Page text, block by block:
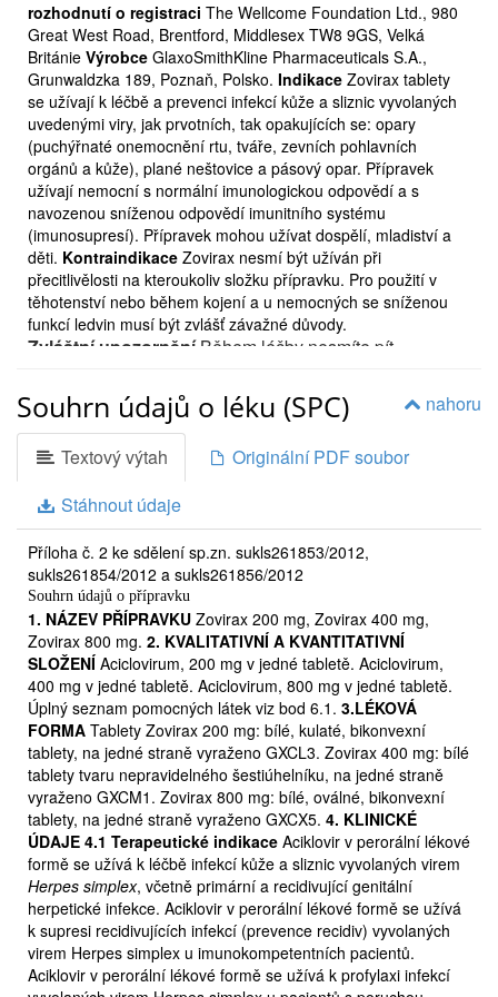
rozhodnutí o registraci The Wellcome Foundation Ltd., 980
Great West Road, Brentford, Middlesex TW8 9GS, Velká
Británie Výrobce GlaxoSmithKline Pharmaceuticals S.A.,
Grunwaldzka 189, Poznaň, Polsko. Indikace Zovirax tablety
se užívají k léčbě a prevenci infekcí kůže a sliznic vyvolaných
uvedenými viry, jak prvotních, tak opakujících se: opary
(puchýřnaté onemocnění rtu, tváře, zevních pohlavních
orgánů a kůže), plané neštovice a pásový opar. Přípravek
užívají nemocní s normální imunologickou odpovědí a s
navozenou sníženou odpovědí imunitního systému
(imunosupresí). Přípravek mohou užívat dospělí, mladiství a
děti. Kontraindikace Zovirax nesmí být užíván při
přecitlivělosti na kteroukoliv složku přípravku. Pro použití v
těhotenství nebo během kojení a u nemocných se sníženou
funkcí ledvin musí být zvlášť závažné důvody.
Zvláštní upozorněníBěhem léčby nesmíte pít
pravidelných intervalech podstoupit vyšetření funkcí
ledvin a jater a vyšetření krevního obrazu. Případné
otěhotnění během léčby oznamte lékaři. Při
předávkování nebo náhodném požití přípravku dítětem
se ihned poraďte s lékařem. Pokud Vám Váš lékař řekl,
že nesnášíte některé cukry, poraďte se se svým lékařem,
než začnete tento léčivý přípravek užívat.Interakce
Účinek přípravku Zovirax a účinek jiných současně
užívaných léků se mohou navzájem ovlivňovat. Váš
lékař by proto měl být informován o lécích, které v
současné době užíváte, nebo které začnete užívat, a to
na lékařský předpis i bez něj. Než začnete současně s
užíváním přípravku Zovirax užívat nějaký volně prodejný
lék, poraďte se se svým ošetřujícím lékařem. Probenecid
a cimetidin prodlužuje účinek přípravku Zovirax.
Dávkování a způsob použití Přesné dávkování vždy
určí lékař. Při onemocnění virem herpes simplex dospělí
užívají a dětem ve věku 2 let a starším se podává
obvykle dávka 200 mg pětkrát denně přibližně v
intervalu 4 hodin s vynecháním noční dávky. Obvykle
léčba trvá 5 dní, ale při těžkých infekcích se prodlužuje.
Profylaktická dávka je obvykle 200 mg čtyřikrát denně
přibližně v intervalu 6 hodin. Při onemocnění planými
neštovicemi a pásovým oparem užívají dospělí obvykle
přípravek v dávce 800 mg pětkrát denně přibližně v
nahoru
Souhrn údajů o léku (SPC)
Textový výtah
Originální PDF soubor
Stáhnout údaje
Příloha č. 2 ke sdělení sp.zn. sukls261853/2012,
sukls261854/2012 a sukls261856/2012
Souhrn údajů o přípravku
1. NÁZEV PŘÍPRAVKU Zovirax 200 mg, Zovirax 400 mg,
Zovirax 800 mg. 2. KVALITATIVNÍ A KVANTITATIVNÍ
SLOŽENÍ Aciclovirum, 200 mg v jedné tabletě. Aciclovirum,
400 mg v jedné tabletě. Aciclovirum, 800 mg v jedné tabletě.
Úplný seznam pomocných látek viz bod 6.1. 3.LÉKOVÁ
FORMA Tablety Zovirax 200 mg: bílé, kulaté, bikonvexní
tablety, na jedné straně vyraženo GXCL3. Zovirax 400 mg: bílé
tablety tvaru nepravidelného šestiúhelníku, na jedné straně
vyraženo GXCM1. Zovirax 800 mg: bílé, oválné, bikonvexní
tablety, na jedné straně vyraženo GXCX5. 4. KLINICKÉ
ÚDAJE 4.1 Terapeutické indikace Aciklovir v perorální lékové
formě se užívá k léčbě infekcí kůže a sliznic vyvolaných virem
Herpes simplex, včetně primární a recidivující genitální
herpetické infekce. Aciklovir v perorální lékové formě se užívá
k supresi recidivujících infekcí (prevence recidiv) vyvolaných
virem Herpes simplex u imunokompetentních pacientů.
Aciklovir v perorální lékové formě se užívá k profylaxi infekcí